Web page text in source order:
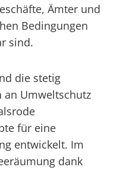
Ämter und
Bedingungen
sind.
die stetig
an Umweltschutz
für eine
entwickelt. Im
dank